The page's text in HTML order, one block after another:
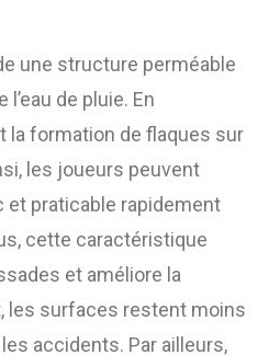
une structure perméable
de pluie. En
la formation de flaques sur
les joueurs peuvent
et praticable rapidement
cette caractéristique
et améliore la
les surfaces restent moins
accidents. Par ailleurs,